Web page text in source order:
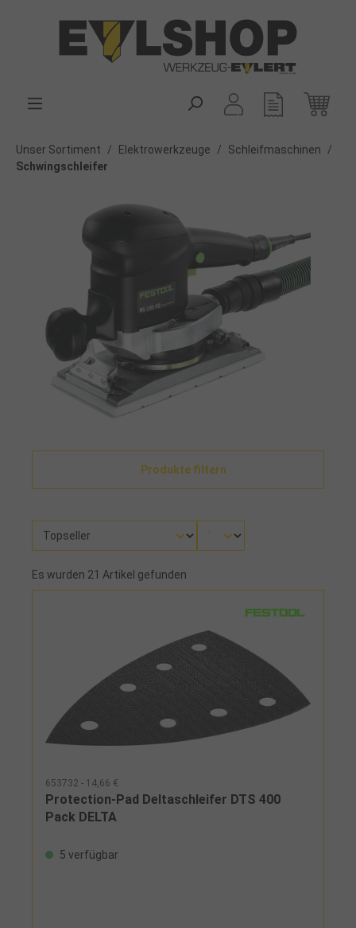
Unser Sortiment / Elektrowerkzeuge / Schleifmaschinen
/
Schwingschleifer
Produkte filtern
Es wurden 21 Artikel gefunden
653732 - 14,66 €
Protection-Pad Deltaschleifer DTS 400
Pack DELTA
5 verfügbar